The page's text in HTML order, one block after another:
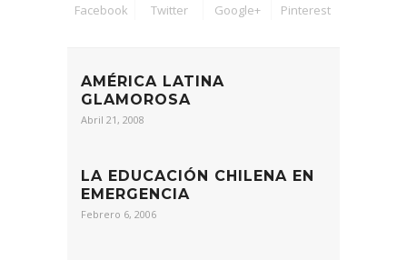
Facebook Twitter Google+ Pinterest
AMÉRICA LATINA
GLAMOROSA
Abril 21, 2008
LA EDUCACIÓN CHILENA EN
EMERGENCIA
Febrero 6, 2006